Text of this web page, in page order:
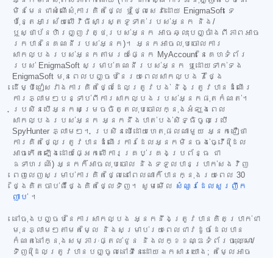
មិនមែនជាសំណើសុំការគិតថ្លៃ ឬថ្លៃសេវាដោយ EnigmaSoft ទេ
ប៉ុន្តែអាស្រ័យលើវិធីសាស្ត្រទូទាត់របស់អ្នក និង/
ឬស្ថាប័នហិរញ្ញវត្ថុរបស់អ្នក អាចឆ្លុះបញ្ចាំងពីភាពអាច
រកបាននៃគណនីរបស់អ្នក)។ អ្នកអាចលុបចោលការ
សាកល្បងរបស់អ្នកតាមរយៈផ្នែក MyAccount នៃគេហទំព័រ
របស់ EnigmaSoft សម្រាប់គណនីរបស់អ្នក ឬដោយទាក់ទង
EnigmaSoft មុនពេលបញ្ចប់នៃរយៈពេលសាកល្បង 7 ថ្ងៃ
ដើម្បីជៀសវាងការគិតថ្លៃដែលត្រូវបង់ និងត្រូវបានដំណើរ
ការភ្លាមៗបន្ទាប់ពីការសាកល្បងរបស់អ្នកផុតកំណត់។
ប្រសិនបើអ្នកសម្រេចចិត្តលុបចោលក្នុងអំឡុងពេល
សាកល្បងរបស់អ្នក អ្នកនឹងបាត់បង់សិទ្ធិចូលប្រើ
SpyHunter ភ្លាមៗ។ ប្រសិនបើដោយហេតុផលណាមួយ អ្នកជឿថា
ការគិតថ្លៃត្រូវបានដំណើរការដែលអ្នកមិនចង់ធ្វើ (ដែល
អាចកើតឡើងដោយផ្អែកលើការគ្រប់គ្រងប្រព័ន្ធ ជា
ឧទាហរណ៍) អ្នកក៏អាចលុបចោល និងទទួលបានប្រាក់សងវិញ
ពេញលេញសម្រាប់ការគិតថ្លៃនៅពេលណាក៏បានក្នុងរយៈពេល 30
ថ្ងៃគិតចាប់ពីថ្ងៃគិតថ្លៃទិញ។ សូមមើល សំណួរដែលសួរញឹក
ញាប់ ។
នៅចុងបញ្ចប់នៃការសាកល្បង អ្នកនឹងត្រូវបានគិតប្រាក់ជា
មុនភ្លាមៗតាមតម្លៃ និងសម្រាប់រយៈពេលជាវដូចដែលបាន
កំណត់នៅក្នុងសម្ភារៈផ្តល់ជូន និងលក្ខខណ្ឌទំព័រចុះឈ្មោះ/
ទិញ (ដែលត្រូវបានបញ្ចូលនៅទីនេះដោយឯកសារយោង; តម្លៃអាច